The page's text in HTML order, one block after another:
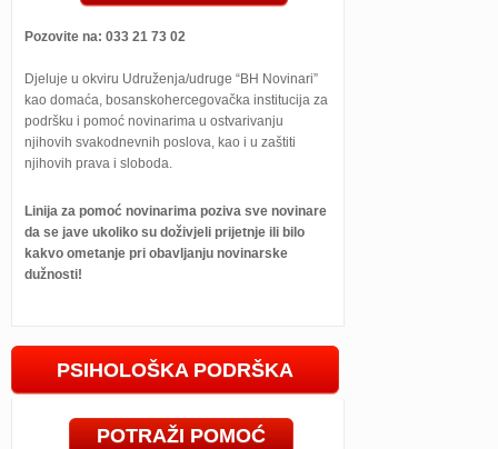
Pozovite na: 033 21 73 02
Djeluje u okviru Udruženja/udruge “BH Novinari”
kao domaća, bosanskohercegovačka institucija za
podršku i pomoć novinarima u ostvarivanju
njihovih svakodnevnih poslova, kao i u zaštiti
njihovih prava i sloboda.
Linija za pomoć novinarima poziva sve novinare
da se jave ukoliko su doživjeli prijetnje ili bilo
kakvo ometanje pri obavljanju novinarske
dužnosti!
PSIHOLOŠKA PODRŠKA
POTRAŽI POMOĆ